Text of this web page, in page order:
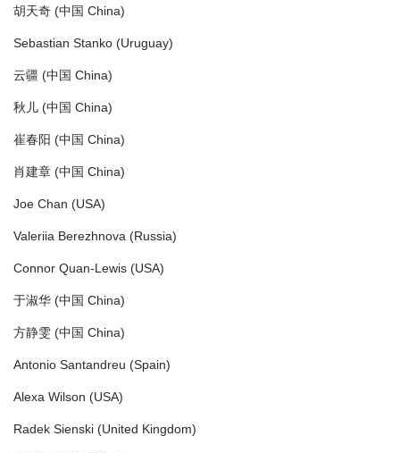
胡天奇 (中国 China)
Sebastian Stanko (Uruguay)
云疆 (中国 China)
秋儿 (中国 China)
崔春阳 (中国 China)
肖建章 (中国 China)
Joe Chan (USA)
Valeriia Berezhnova (Russia)
Connor Quan-Lewis (USA)
于淑华 (中国 China)
方静雯 (中国 China)
Antonio Santandreu (Spain)
Alexa Wilson (USA)
Radek Sienski (United Kingdom)